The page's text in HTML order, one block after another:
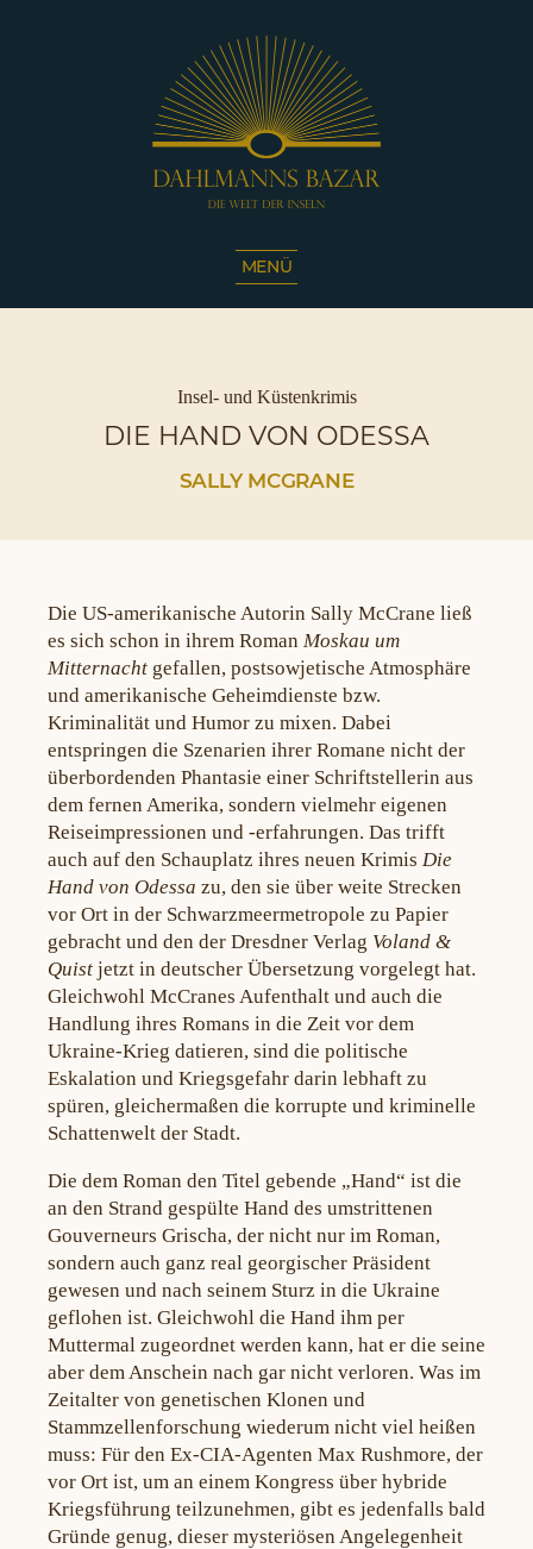
Die
Inseln
Café
Sassnitz
MENÜ
Kategorien
Insel- und Küstenkrimis
DIE HAND VON ODESSA
SALLY MCGRANE
Die US-amerikanische Autorin Sally McCrane ließ
es sich schon in ihrem Roman Moskau um
Mitternacht gefallen, postsowjetische Atmosphäre
und amerikanische Geheimdienste bzw.
Kriminalität und Humor zu mixen. Dabei
entspringen die Szenarien ihrer Romane nicht der
überbordenden Phantasie einer Schriftstellerin aus
dem fernen Amerika, sondern vielmehr eigenen
Reiseimpressionen und -erfahrungen. Das trifft
auch auf den Schauplatz ihres neuen Krimis Die
Hand von Odessa zu, den sie über weite Strecken
vor Ort in der Schwarzmeermetropole zu Papier
gebracht und den der Dresdner Verlag Voland &
Quist jetzt in deutscher Übersetzung vorgelegt hat.
Gleichwohl McCranes Aufenthalt und auch die
Handlung ihres Romans in die Zeit vor dem
Ukraine-Krieg datieren, sind die politische
Eskalation und Kriegsgefahr darin lebhaft zu
spüren, gleichermaßen die korrupte und kriminelle
Schattenwelt der Stadt.
Die dem Roman den Titel gebende „Hand“ ist die
an den Strand gespülte Hand des umstrittenen
Gouverneurs Grischa, der nicht nur im Roman,
sondern auch ganz real georgischer Präsident
gewesen und nach seinem Sturz in die Ukraine
geflohen ist. Gleichwohl die Hand ihm per
Muttermal zugeordnet werden kann, hat er die seine
aber dem Anschein nach gar nicht verloren. Was im
Zeitalter von genetischen Klonen und
Stammzellenforschung wiederum nicht viel heißen
muss: Für den Ex-CIA-Agenten Max Rushmore, der
vor Ort ist, um an einem Kongress über hybride
Kriegsführung teilzunehmen, gibt es jedenfalls bald
Gründe genug, dieser mysteriösen Angelegenheit